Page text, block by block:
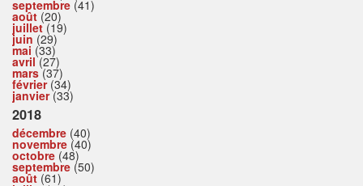
septembre (41)
août (20)
juillet(19)
juin (29)
mai (33)
avril(27)
mars(37)
février(34)
janvier(33)
2018
décembre (40)
novembre (40)
octobre (48)
septembre (50)
août (61)